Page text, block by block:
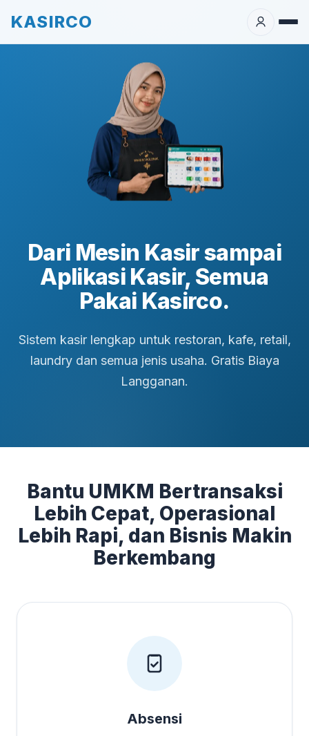
KASIRCO
Dari Mesin Kasir sampai
Aplikasi Kasir, Semua
Pakai Kasirco.
Sistem kasir lengkap untuk restoran, kafe, retail,
laundry dan semua jenis usaha. Gratis Biaya
Langganan.
Bantu UMKM Bertransaksi
Lebih Cepat, Operasional
Lebih Rapi, dan Bisnis Makin
Berkembang
Absensi